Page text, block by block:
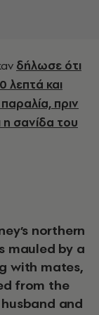
δήλωσε ότι
λεπτά και
πριν
σανίδα του
mauled by a
with mates,
from the
and